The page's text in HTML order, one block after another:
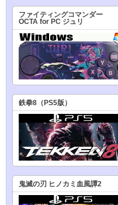
ファイティングコマンダー
OCTA for PC ジュリ
鉄拳8（PS5版）
鬼滅の刃 ヒノカミ血風譚2